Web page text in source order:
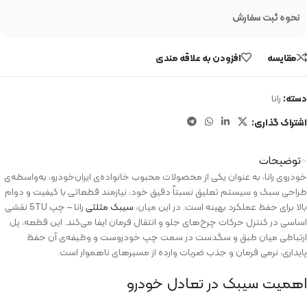
نحوه ثبت سفارش
مقایسه افزودن به علاقه مندی
دسته: رانا
اشتراک گذاری:
توضیحات
خودروی رانا، به‌ عنوان یکی از محصولات محبوب خانواده‌ی ایران‌خودرو، به‌واسطه‌ی
طراحی سبک و سیستم تعلیق نسبتاً دقیق خود، نیازمند قطعاتی با کیفیت و دوام
بالا برای حفظ عملکرد بهینه است. در این میان، سیبک مثلثی
رانا – چپ 5TU نقشی
اساسی در کنترل حرکات چرخ‌های جلو و انتقال فرمان ایفا می‌کند. این قطعه، پل
ارتباطی میان طبق و سگدست در سمت چپ خودروست و وظیفه‌ی آن حفظ
پایداری، نرمی فرمان و جذب ضربات وارده از مسیرهای ناهموار است.
اهمیت سیبک در تعادل خودرو